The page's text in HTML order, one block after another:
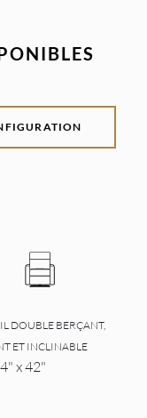
DOUBLE BERÇANT,
ET INCLINABLE
x 42"